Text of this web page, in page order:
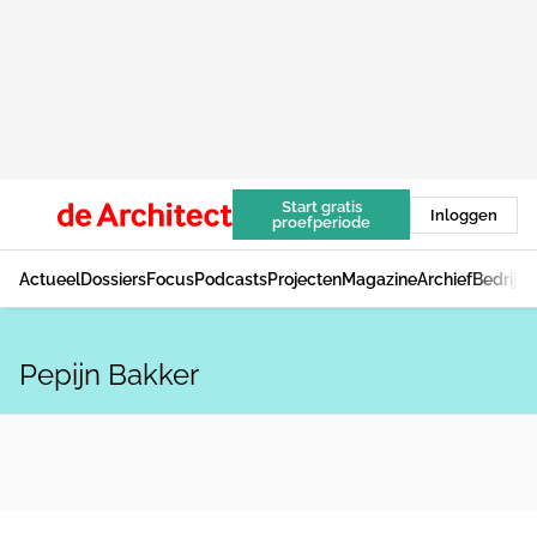
Start gratis
proefperiode
Inloggen
ActueelDossiersFocusPodcastsProjectenMagazineArchief
Pepijn Bakker